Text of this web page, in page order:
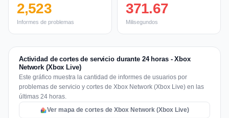
2,523
Informes de problemas
371.67
Milisegundos
Actividad de cortes de servicio durante 24 horas - Xbox
Network (Xbox Live)
Este gráfico muestra la cantidad de informes de usuarios por
problemas de servicio y cortes de Xbox Network (Xbox Live) en las
últimas 24 horas.
Ver mapa de cortes de Xbox Network (Xbox Live)